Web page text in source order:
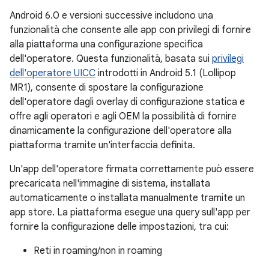
Android 6.0 e versioni successive includono una
funzionalità che consente alle app con privilegi di fornire
alla piattaforma una configurazione specifica
dell'operatore. Questa funzionalità, basata sui privilegi
dell'operatore UICC introdotti in Android 5.1 (Lollipop
MR1), consente di spostare la configurazione
dell'operatore dagli overlay di configurazione statica e
offre agli operatori e agli OEM la possibilità di fornire
dinamicamente la configurazione dell'operatore alla
piattaforma tramite un'interfaccia definita.
Un'app dell'operatore firmata correttamente può essere
precaricata nell'immagine di sistema, installata
automaticamente o installata manualmente tramite un
app store. La piattaforma esegue una query sull'app per
fornire la configurazione delle impostazioni, tra cui:
Reti in roaming/non in roaming